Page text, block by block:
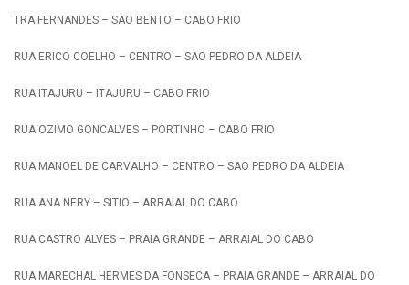
TRA FERNANDES – SAO BENTO – CABO FRIO
RUA ERICO COELHO – CENTRO – SAO PEDRO DA ALDEIA
RUA ITAJURU – ITAJURU – CABO FRIO
RUA OZIMO GONCALVES – PORTINHO – CABO FRIO
RUA MANOEL DE CARVALHO – CENTRO – SAO PEDRO DA ALDEIA
RUA ANA NERY – SITIO – ARRAIAL DO CABO
RUA CASTRO ALVES – PRAIA GRANDE – ARRAIAL DO CABO
RUA MARECHAL HERMES DA FONSECA – PRAIA GRANDE – ARRAIAL DO